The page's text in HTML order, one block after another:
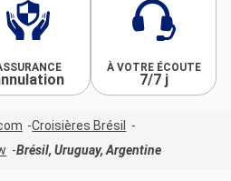
À VOTRE ÉCOUTE
7/7 j
Croisières Brésil
Brésil, Uruguay, Argentine